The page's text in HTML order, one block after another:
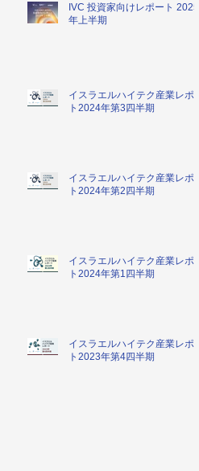
IVC 投資家向けレポート 2025
年上半期
イスラエルハイテク産業レポー
ト2024年第3四半期
イスラエルハイテク産業レポー
ト2024年第2四半期
イスラエルハイテク産業レポー
ト2024年第1四半期
イスラエルハイテク産業レポー
ト2023年第4四半期